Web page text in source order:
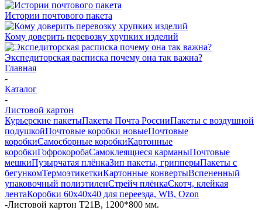
Истории почтового пакета
Кому доверить перевозку хрупких изделий
Экспедиторская расписка почему она так важна?
Главная
-
Каталог
-
Листовой картон
Курьерские пакетыПакеты Почта РоссииПакеты с воздушной
подушкойПочтовые коробки новыеПочтовые
коробкиСамосборные коробкиКартонные
коробкиГофрокоробаСамоклеящиеся карманыПочтовые
мешкиПузырчатая плёнкаЗип пакеты, грипперыПакеты с
бегункомТермоэтикеткиКартонные конвертыВспененный
упаковочный полиэтиленСтрейч плёнкаСкотч, клейкая
лентаКоробки 60х40х40 для переезда, WB, Ozon
-Листовой картон Т21В, 1200*800 мм.